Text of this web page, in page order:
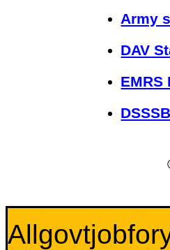
Army
DAV
EMRS